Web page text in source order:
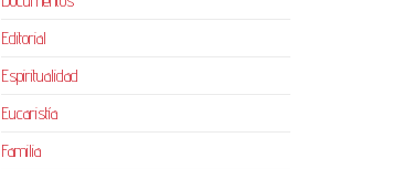
Editorial
Espiritualidad
Eucaristía
Familia